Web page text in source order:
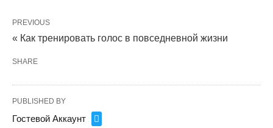
PREVIOUS
« Как тренировать голос в повседневной жизни
SHARE
PUBLISHED BY
Гостевой Аккаунт